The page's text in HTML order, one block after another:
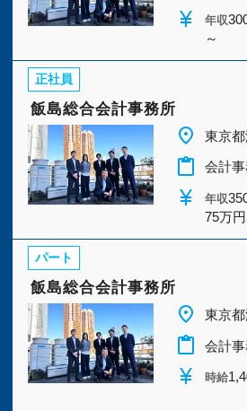
PC版サイト
採用ご担当者
currency_yen 年収
～
正社員
飯島総合会計事務所
place 東京
content_paste 会計
currency_yen 年収
75万円
パート
飯島総合会計事務所
place 東京
content_paste 会計
currency_yen 時給